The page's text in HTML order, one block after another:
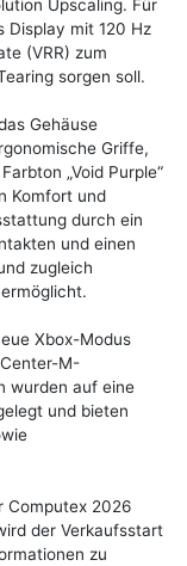
Upscaling. Für
Display mit 120 Hz
(VRR) zum
sorgen soll.
Gehäuse
Griffe,
„Void Purple“
Komfort und
durch ein
und einen
zugleich
Xbox-Modus
M-
wurden auf eine
und bieten
Computex 2026
der Verkaufsstart
zu